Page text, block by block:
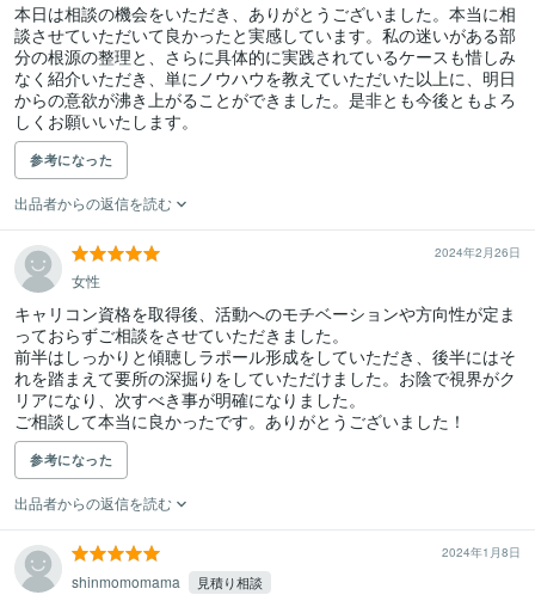
本日は相談の機会をいただき、ありがとうございました。本当に相
談させていただいて良かったと実感しています。私の迷いがある部
分の根源の整理と、さらに具体的に実践されているケースも惜しみ
なく紹介いただき、単にノウハウを教えていただいた以上に、明日
からの意欲が沸き上がることができました。是非とも今後ともよろ
しくお願いいたします。
参考になった
出品者からの返信を読む
2024年2月26日
女性
キャリコン資格を取得後、活動へのモチベーションや方向性が定ま
っておらずご相談をさせていただきました。
前半はしっかりと傾聴しラポール形成をしていただき、後半にはそ
れを踏まえて要所の深掘りをしていただけました。お陰で視界がク
リアになり、次すべき事が明確になりました。
ご相談して本当に良かったです。ありがとうございました！
参考になった
出品者からの返信を読む
2024年1月8日
shinmomomama 見積り相談